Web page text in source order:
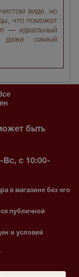
виде, но
что поможет
— идеальный
даже самый
быть
Вс, с 10:00-
в магазине без его
публичной
и условий